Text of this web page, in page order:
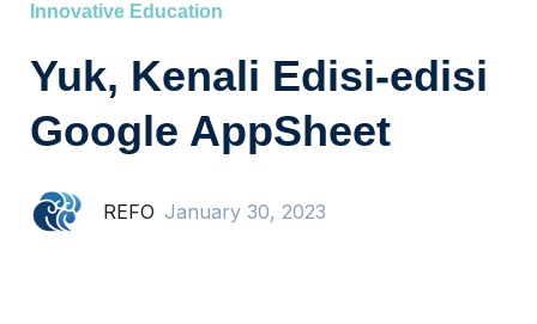
Innovative Education
Yuk, Kenali Edisi-edisi
Google AppSheet
REFO January 30, 2023